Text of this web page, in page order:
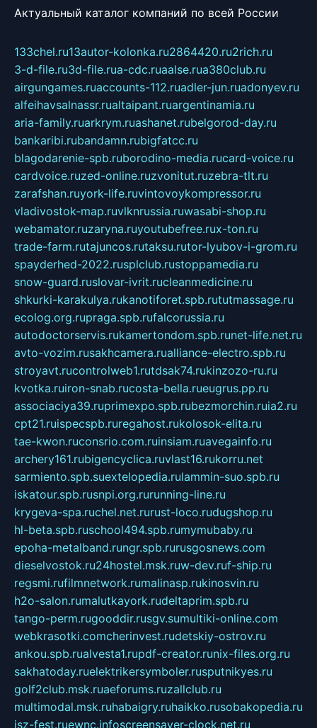
Актуальный каталог компаний по всей России
133chel.ru13autor-kolonka.ru2864420.ru2rich.ru
3-d-file.ru3d-file.rua-cdc.ruaalse.rua380club.ru
airgungames.ruaccounts-112.ruadler-jun.ruadonyev.ru
alfeihavsalnassr.rualtaipant.ruargentinamia.ru
aria-family.ruarkrym.ruashanet.rubelgorod-day.ru
bankaribi.rubandamn.rubigfatcc.ru
blagodarenie-spb.ruborodino-media.rucard-voice.ru
cardvoice.ruzed-online.ruzvonitut.ruzebra-tlt.ru
zarafshan.ruyork-life.ruvintovoykompressor.ru
vladivostok-map.ruvlknrussia.ruwasabi-shop.ru
webamator.ruzaryna.ruyoutubefree.rux-ton.ru
trade-farm.rutajuncos.rutaksu.rutor-lyubov-i-grom.ru
spayderhed-2022.rusplclub.rustoppamedia.ru
snow-guard.ruslovar-ivrit.rucleanmedicine.ru
shkurki-karakulya.rukanotiforet.spb.rututmassage.ru
ecolog.org.rupraga.spb.rufalcorussia.ru
autodoctorservis.rukamertondom.spb.runet-life.net.ru
avto-vozim.rusakhcamera.rualliance-electro.spb.ru
stroyavt.rucontrolweb1.rutdsak74.rukinzozo-ru.ru
kvotka.ruiron-snab.rucosta-bella.rueugrus.pp.ru
associaciya39.ruprimexpo.spb.rubezmorchin.ruia2.ru
cpt21.ruispecspb.ruregahost.rukolosok-elita.ru
tae-kwon.ruconsrio.com.ruinsiam.ruavegainfo.ru
archery161.rubigencyclica.ruvlast16.rukorru.net
sarmiento.spb.suextelopedia.rulammin-suo.spb.ru
iskatour.spb.rusnpi.org.rurunning-line.ru
krygeva-spa.ruchel.net.rurust-loco.rudugshop.ru
hl-beta.spb.ruschool494.spb.rumymubaby.ru
epoha-metalband.rungr.spb.rurusgosnews.com
dieselvostok.ru24hostel.msk.ruw-dev.ruf-ship.ru
regsmi.rufilmnetwork.rumalinasp.rukinosvin.ru
h2o-salon.rumalutkayork.rudeltaprim.spb.ru
tango-perm.rugooddir.rusgv.sumultiki-online.com
webkrasotki.comcherinvest.rudetskiy-ostrov.ru
ankou.spb.rualvesta1.rupdf-creator.runix-files.org.ru
sakhatoday.ruelektrikersymboler.rusputnikyes.ru
golf2club.msk.ruaeforums.ruzallclub.ru
multimodal.msk.ruhabaigry.ruhaikko.rusobakopedia.ru
isz-fest.ruewnc.infoscreensaver-clock.net.ru